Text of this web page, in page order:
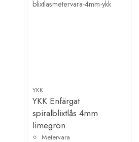
YKK
YKK Enfärgat
spiralblixtlås 4mm
limegrön
Metervara